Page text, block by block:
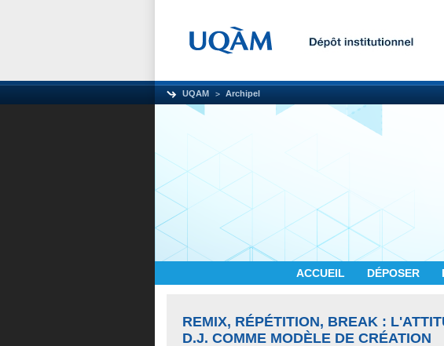
UQAM Archipel
ACCUEIL DÉPOSER
REMIX, RÉPÉTITION, BREAK :
D.J. COMME MODÈLE DE CRÉATION